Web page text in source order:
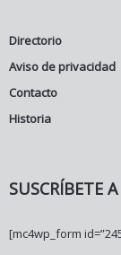
Directorio
Aviso de privacidad
Contacto
Historia
SUSCRÍBETE
[mc4wp_form